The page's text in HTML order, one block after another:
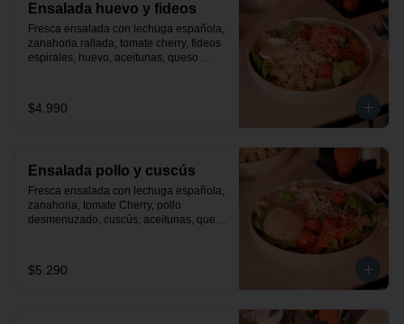
Ensalada huevo y fideos
Fresca ensalada con lechuga española,
zanahoria rallada, tomate cherry, fideos
espirales, huevo, aceitunas, queso
$4.990
Ensalada pollo y cuscús
Fresca ensalada con lechuga española,
zanahoria, tomate Cherry, pollo
desmenuzado, cuscús, aceitunas, queso
$5.290